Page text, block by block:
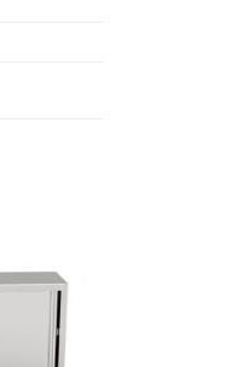
Aggiungi
alla lista
dei
desideri